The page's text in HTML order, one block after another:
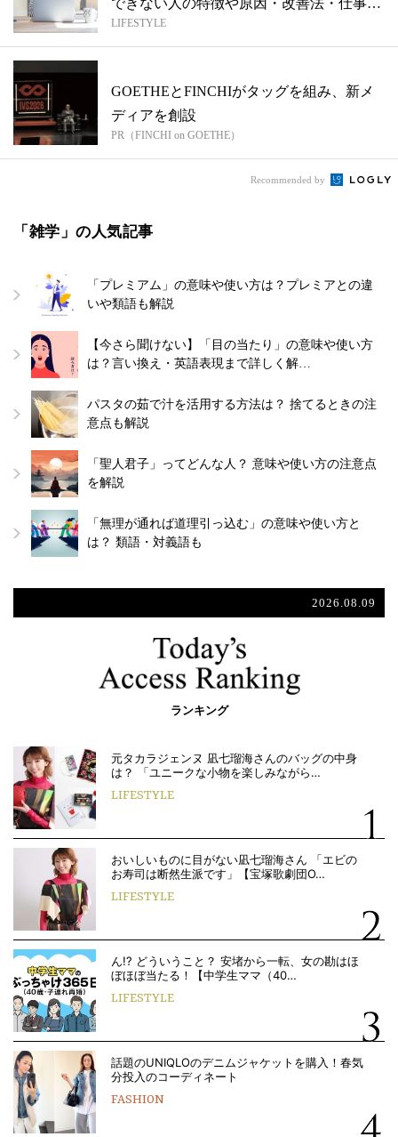
できない人の特徴や原因・改善法・仕事が
で...
LIFESTYLE
GOETHEとFINCHIがタッグを組み、新メ
ディアを創設
PR（FINCHI on GOETHE）
Recommended by
「雑学」の人気記事
「プレミアム」の意味や使い方は？プレミアとの違
いや類語も解説
【今さら聞けない】「目の当たり」の意味や使い方
は？言い換え・英語表現まで詳しく解…
パスタの茹で汁を活用する方法は？ 捨てるときの注
意点も解説
「聖人君子」ってどんな人？ 意味や使い方の注意点
を解説
「無理が通れば道理引っ込む」の意味や使い方と
は？ 類語・対義語も
2026.08.09
ランキング
元タカラジェンヌ 凪七瑠海さんのバッグの中身
は？ 「ユニークな小物を楽しみながら…
LIFESTYLE
おいしいものに目がない凪七瑠海さん 「エビの
お寿司は断然生派です」【宝塚歌劇団O…
LIFESTYLE
ん!? どういうこと？ 安堵から一転、女の勘はほ
ぼほぼ当たる！【中学生ママ（40…
LIFESTYLE
話題のUNIQLOのデニムジャケットを購入！春気
分投入のコーディネート
FASHION